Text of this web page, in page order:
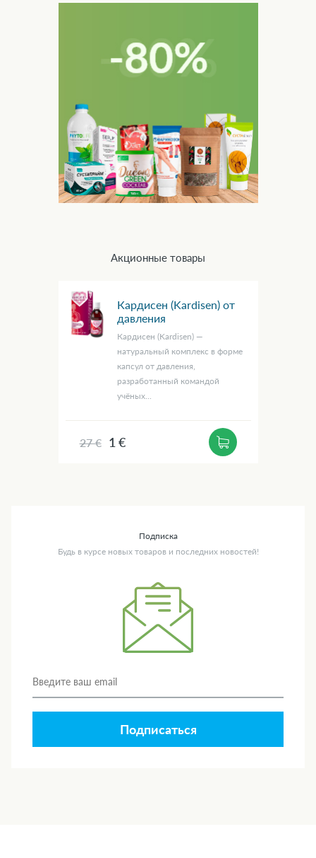
Акционные товары
Кардисен (Kardisen) от
давления
Кардисен (Kardisen) —
натуральный комплекс в форме
капсул от давления,
разработанный командой
учёных...
27 € 1 €
Подписка
Будь в курсе новых товаров и последних новостей!
Подписаться